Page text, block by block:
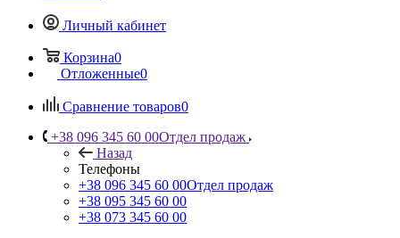
Личный кабинет
Корзина0
Отложенные0
Сравнение товаров0
+38 096 345 60 00Отдел продаж
Назад
Телефоны
+38 096 345 60 00Отдел продаж
+38 095 345 60 00
+38 073 345 60 00